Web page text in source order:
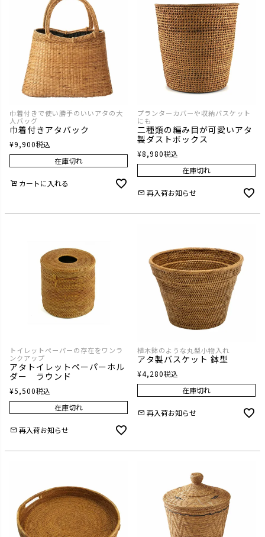
巾着付きで使い勝手のいいアタの大
人バッグ
巾着付きアタバック
¥9,900税込
在庫切れ
カートに入れる
プランターカバーや収納バスケット
にも
二種類の編み目が可愛いアタ
製ダストボックス
¥8,980税込
在庫切れ
再入荷お知らせ
トイレットペーパーの存在をワンラ
ンクアップ
アタトイレットペーパーホル
ダー ラウンド
¥5,500税込
在庫切れ
再入荷お知らせ
植木鉢のような丸型小物入れ
アタ製バスケット 鉢型
¥4,280税込
在庫切れ
再入荷お知らせ